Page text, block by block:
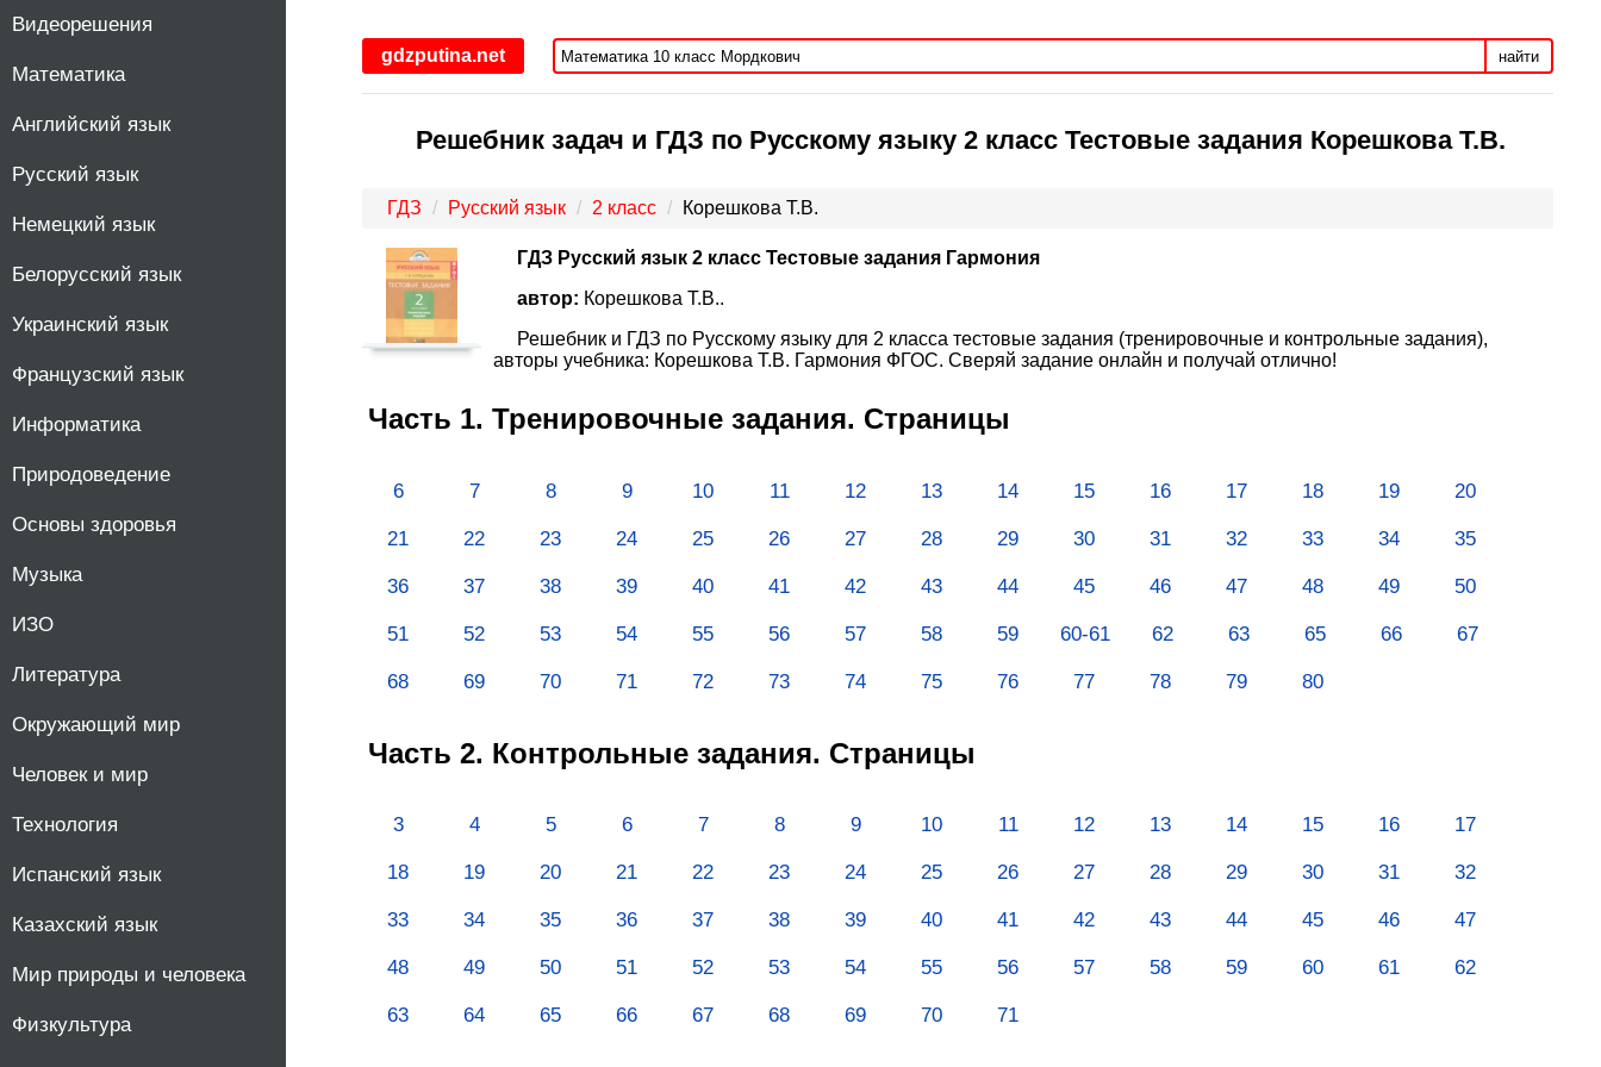
Видеорешения
Математика
Английский язык
Русский язык
Немецкий язык
Белорусский язык
Украинский язык
Французский язык
Информатика
Природоведение
Основы здоровья
Музыка
ИЗО
Литература
Окружающий мир
Человек и мир
Технология
Испанский язык
Казахский язык
Мир природы и человека
Физкультура
gdzputina.net найти
Решебник задач и ГДЗ по Русскому языку 2 класс Тестовые задания Корешкова Т.В.
ГДЗ Русский язык 2 класс Корешкова Т.В.
ГДЗ Русский язык 2 класс Тестовые задания Гармония
автор: Корешкова Т.В..
Решебник и ГДЗ по Русскому языку для 2 класса тестовые задания (тренировочные и контрольные задания),
авторы учебника: Корешкова Т.В. Гармония ФГОС. Сверяй задание онлайн и получай отлично!
Часть 1. Тренировочные задания. Страницы
6 7 8 9 10 11 12 13 14 15 16 17 18 19 20
21 22 23 24 25 26 27 28 29 30 31 32 33 34 35
36 37 38 39 40 41 42 43 44 45 46 47 48 49 50
51 52 53 54 55 56 57 58 59 60-61 62 63 65 66 67
68 69 70 71 72 73 74 75 76 77 78 79 80
Часть 2. Контрольные задания. Страницы
3 4 5 6 7 8 9 10 11 12 13 14 15 16 17
18 19 20 21 22 23 24 25 26 27 28 29 30 31 32
33 34 35 36 37 38 39 40 41 42 43 44 45 46 47
48 49 50 51 52 53 54 55 56 57 58 59 60 61 62
63 64 65 66 67 68 69 70 71